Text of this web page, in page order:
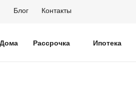
Дома Рассрочка Ипотека
Блог Контакты